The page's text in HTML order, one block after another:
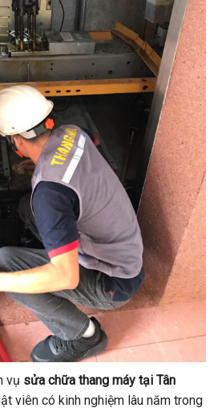
vụ sửa chữa thang máy tại Tân
viên có kinh nghiệm lâu năm trong